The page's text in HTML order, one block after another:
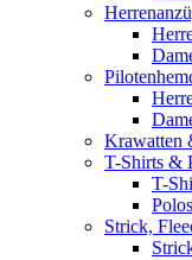
Krawatten
T-Shirts &
T-
Strick,